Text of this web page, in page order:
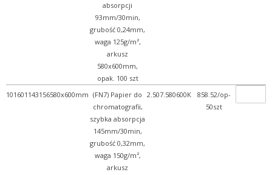
absorpcji
93mm/30min,
grubość 0,24mm,
waga 125g/m²,
arkusz
580x600mm,
opak. 100 szt
101601143156580x600mm (FN7) Papier do
chromatografii,
szybka absorpcja
145mm/30min,
grubość 0,32mm,
waga 150g/m²,
arkusz
2.507.580600K
858.52/op-
50szt